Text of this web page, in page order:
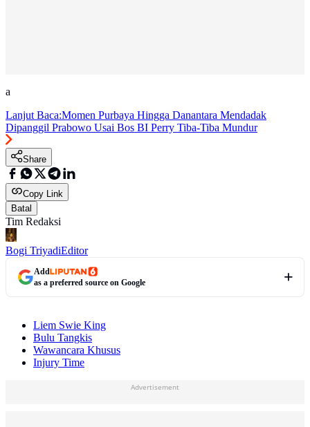
a
Lanjut Baca:Momen Purbaya Hingga Danantara Mendadak
Dipanggil Prabowo Usai Bos BI Perry Tiba-Tiba Mundur
Share
Copy Link
Batal
Tim Redaksi
Bogi TriyadiEditor
Add
as a preferred source on Google
Liem Swie King
Bulu Tangkis
Wawancara Khusus
Injury Time
Advertisement